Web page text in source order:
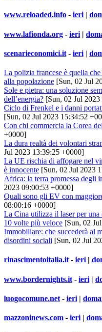
www.reloaded.info - ieri |
www.lafionda.org - ieri |
scenarieconomici.it - ieri |
La polizia francese è quella
alla popolazione [Sun, 02 Jul
Sole e pietra: una soluzione
dell’energia? [Sun, 02 Jul
Ciclo di Frenkel e i danni
[Sun, 02 Jul 2023 15:34:52
Con chi commercia la Corea
+0000]
La dura realtà dei volontari
Jul 2023 13:39:25 +0000]
La UE rischia di affogare nel
è innocente [Sun, 02 Jul 2023
Africa: la terra promessa degli
2023 09:00:53 +0000]
Quali sono gli EV con
08:00:16 +0000]
La Cina utilizza il laser per una
10 volte più veloce [Sun, 02
Immobiliare: che succederà al
disordini sociali [Sun, 02 Jul
rinascimentoitalia.it - ieri |
www.bordernights.it - ieri |
luogocomune.net - ieri |
mazzoninews.com - ieri |